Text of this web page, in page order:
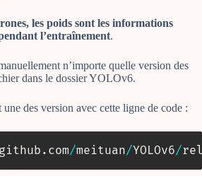
les poids sont les informations
l’entraînement.
n’importe quelle version des
dans le dossier YOLOv6.
des version avec cette ligne de code :
github . com/meituan/YOLOv6/